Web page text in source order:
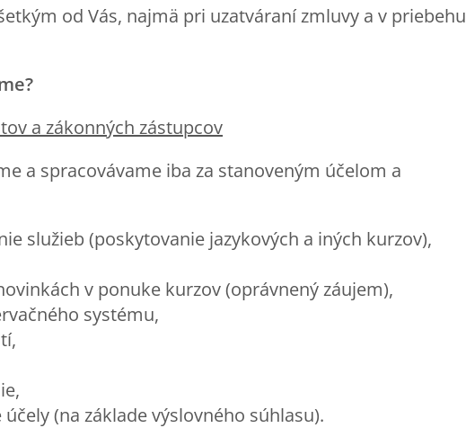
od Vás, najmä pri uzatváraní zmluvy a v priebehu
a zákonných zástupcov
a spracovávame iba za stanoveným účelom a
služieb (poskytovanie jazykových a iných kurzov),
v ponuke kurzov (oprávnený záujem),
systému,
(na základe výslovného súhlasu).